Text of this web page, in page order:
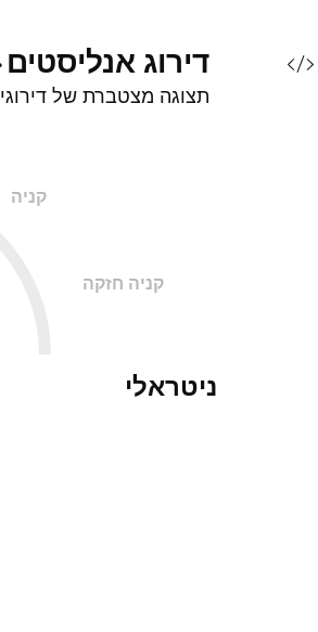
דירוג אנליסטים
תצוגה מצטברת של דירוגי
קניה
קניה חזקה
ניטראלי